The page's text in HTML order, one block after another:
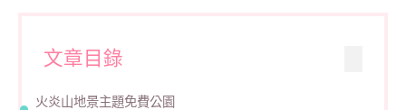
文章目錄
火炎山地景主題免費公園